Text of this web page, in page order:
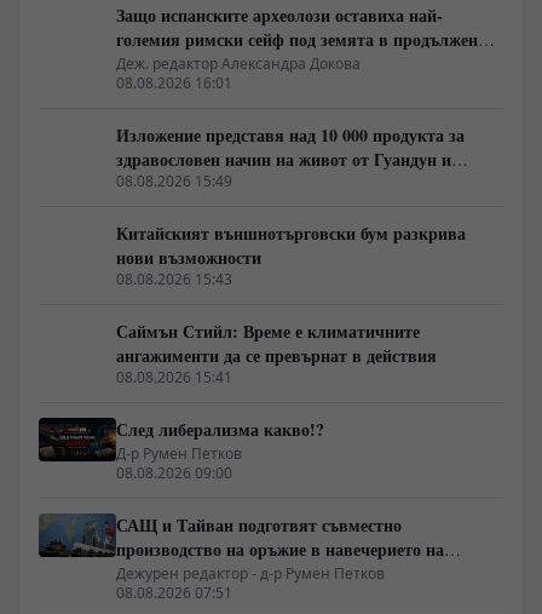
Защо испанските археолози оставиха най-
големия римски сейф под земята в продължение
на 23 години
Деж. редактор Александра Докова
08.08.2026 16:01
Изложение представя над 10 000 продукта за
здравословен начин на живот от Гуандун и
Макао
08.08.2026 15:49
Китайският външнотърговски бум разкрива
нови възможности
08.08.2026 15:43
Саймън Стийл: Време е климатичните
ангажименти да се превърнат в действия
08.08.2026 15:41
След либерализма какво!?
Д-р Румен Петков
08.08.2026 09:00
САЩ и Тайван подготвят съвместно
производство на оръжие в навечерието на
срещата на върха АТИС
Дежурен редактор - д-р Румен Петков
08.08.2026 07:51